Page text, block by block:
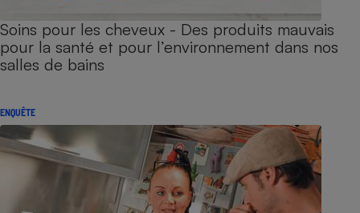
Soins pour les cheveux - Des produits mauvais
pour la santé et pour l’environnement dans nos
salles de bains
ENQUÊTE